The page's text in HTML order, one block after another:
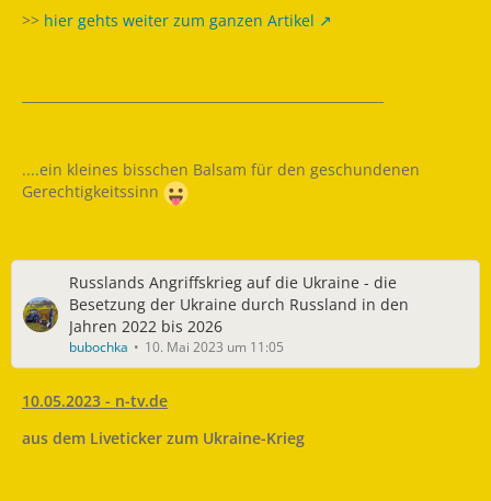
>> hier gehts weiter zum ganzen Artikel
....ein kleines bisschen Balsam für den geschundenen
Gerechtigkeitssinn
Russlands Angriffskrieg auf die Ukraine - die
Besetzung der Ukraine durch Russland in den
Jahren 2022 bis 2026
bubochka 10. Mai 2023 um 11:05
10.05.2023 - n-tv.de
aus dem Liveticker zum Ukraine-Krieg